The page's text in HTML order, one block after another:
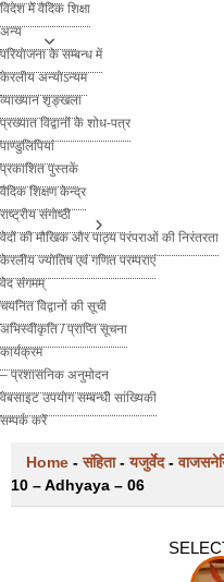
विदेश में वैदिक शिक्षा
अन्य
परियोजना के सम्बन्ध में
केरलीय अन्योऽन्यम
व्याख्यान शृङ्खला
प्रख्यात विद्वानों के शोध-पत्र
पाण्डुलिपियां
प्रकाशित पुस्तकें
वैदिक शिक्षण केन्द्र
राष्ट्रीय संगोष्ठी
वेदों की मौखिक और पाठ्य परंपराओं की निरंतरता
केरलीय ज्योतिष एवं गणित परम्पराएं
वेद संगमम्
चयनित विद्वानों की सूची
अभिस्वीकृति / प्राप्ति सूचना
कार्यक्रम
– प्रशासनिक अनुमोदन
वेबसाइट उपयोग सम्बन्धी सांख्यिकी
सम्पर्क करें
Home -संहिता-यजुर्वेद-
10 – Adhyaya – 06